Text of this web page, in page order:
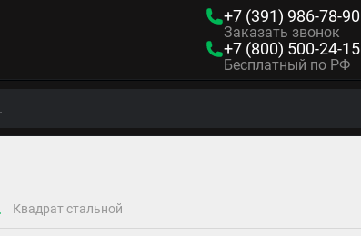
+7 (391) 986-78-90
Заказать звонок
+7 (800) 500-24-15
Бесплатный по РФ
Квадрат стальной